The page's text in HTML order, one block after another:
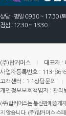
상담 : 평일 09:30 ~ 17:30 (
점심 : 12:30 ~ 13:30
(주)탑커머스 대표자 :
사업자등록번호 : 113-86-
고객센터 : 1:1상담문의
개인정보보호책임자 : 관
(주)탑커머스는 통신판매중개
지 않습니다. (주)탑커머스 스